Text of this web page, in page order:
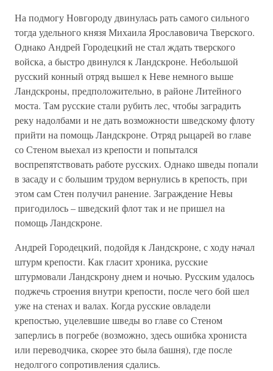
На подмогу Новгороду двинулась рать самого сильного
тогда удельного князя Михаила Ярославовича Тверского.
Однако Андрей Городецкий не стал ждать тверского
войска, а быстро двинулся к Ландскроне. Небольшой
русский конный отряд вышел к Неве немного выше
Ландскроны, предположительно, в районе Литейного
моста. Там русские стали рубить лес, чтобы заградить
реку надолбами и не дать возможности шведскому флоту
прийти на помощь Ландскроне. Отряд рыцарей во главе
со Стеном выехал из крепости и попытался
воспрепятствовать работе русских. Однако шведы попали
в засаду и с большим трудом вернулись в крепость, при
этом сам Стен получил ранение. Заграждение Невы
пригодилось – шведский флот так и не пришел на
помощь Ландскроне.
Андрей Городецкий, подойдя к Ландскроне, с ходу начал
штурм крепости. Как гласит хроника, русские
штурмовали Ландскрону днем и ночью. Русским удалось
поджечь строения внутри крепости, после чего бой шел
уже на стенах и валах. Когда русские овладели
крепостью, уцелевшие шведы во главе со Стеном
заперлись в погребе (возможно, здесь ошибка хрониста
или переводчика, скорее это была башня), где после
недолгого сопротивления сдались.